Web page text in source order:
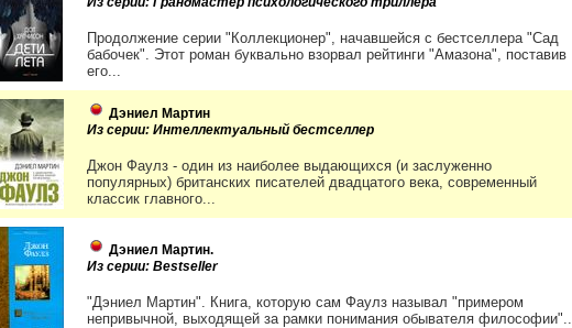
Продолжение серии "Коллекционер", начавшейся с бестселлера "Сад
бабочек". Этот роман буквально взорвал рейтинги "Амазона", поставив
его...
Дэниел Мартин
Из серии: Интеллектуальный бестселлер
Джон Фаулз - один из наиболее выдающихся (и заслуженно
популярных) британских писателей двадцатого века, современный
классик главного...
Дэниел Мартин.
Из серии: Bestseller
"Дэниел Мартин". Книга, которую сам Фаулз называл "примером
непривычной, выходящей за рамки понимания обывателя философии"...